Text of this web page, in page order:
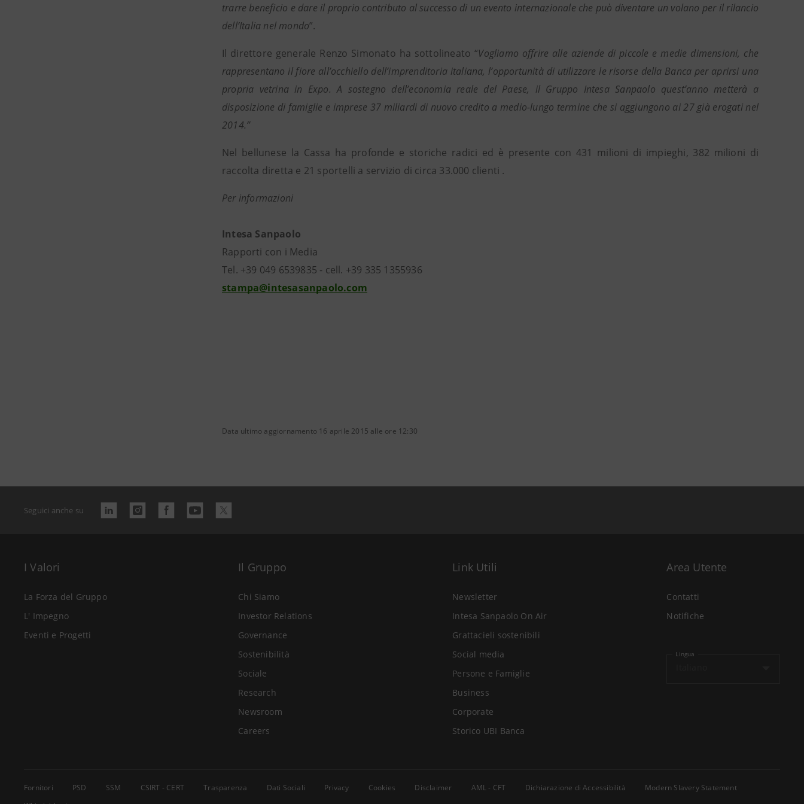
trarre beneficio e dare il proprio contributo al successo di un evento internazionale che può diventare un volano per il rilancio
dell’Italia nel mondo”.
Il direttore generale Renzo Simonato ha sottolineato “Vogliamo offrire alle aziende di piccole e medie dimensioni, che
rappresentano il fiore all’occhiello dell’imprenditoria italiana, l’opportunità di utilizzare le risorse della Banca per aprirsi una
propria vetrina in Expo. A sostegno dell’economia reale del Paese, il Gruppo Intesa Sanpaolo quest’anno metterà a
disposizione di famiglie e imprese 37 miliardi di nuovo credito a medio-lungo termine che si aggiungono ai 27 già erogati nel
2014.”
Nel bellunese la Cassa ha profonde e storiche radici ed è presente con 431 milioni di impieghi, 382 milioni di
raccolta diretta e 21 sportelli a servizio di circa 33.000 clienti .
Per informazioni
Intesa Sanpaolo
Rapporti con i Media
Tel. +39 049 6539835 - cell. +39 335 1355936
stampa@intesasanpaolo.com
Data ultimo aggiornamento 16 aprile 2015 alle ore 12:30
Seguici anche su
I Valori
La Forza del Gruppo
L' Impegno
Eventi e Progetti
Il Gruppo
Chi Siamo
Investor Relations
Governance
Sostenibilità
Sociale
Research
Newsroom
Careers
Link Utili
Newsletter
Intesa Sanpaolo On Air
Grattacieli sostenibili
Social media
Persone e Famiglie
Business
Corporate
Storico UBI Banca
Area Utente
Contatti
Notifiche
Lingua
Fornitori PSD SSM CSIRT - CERT Trasparenza Dati Sociali Privacy Cookies Disclaimer AML - CFT Dichiarazione di Accessibilità
Modern Slavery Statement